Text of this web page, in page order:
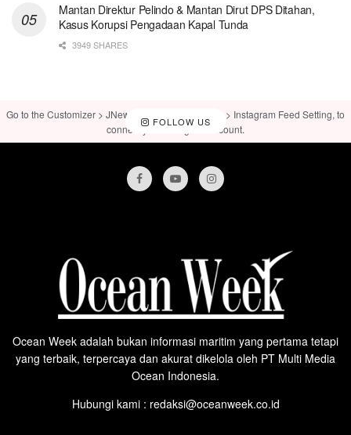
Mantan Direktur Pelindo & Mantan Dirut DPS Ditahan,
Kasus Korupsi Pengadaan Kapal Tunda
3949 SHARES
FOLLOW US
Go to the Customizer > JNews : Social, Like & View > Instagram Feed Setting, to
connect your Instagram account.
Ocean Week adalah bukan informasi maritim yang pertama tetapi
yang terbaik, terpercaya dan akurat dikelola oleh PT Multi Media
Ocean Indonesia.
Hubungi kami : redaksi@oceanweek.co.id